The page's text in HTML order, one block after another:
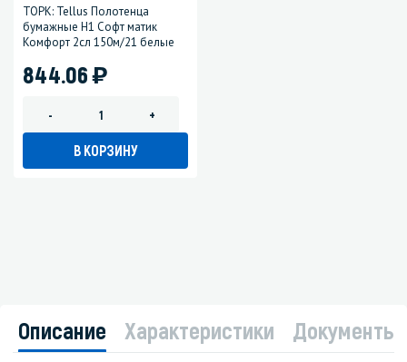
ТОРК: Tellus Полотенца
бумажные H1 Софт матик
Комфорт 2сл 150м/21 белые
844.06)
- +
В КОРЗИНУ
Описание Характеристики Документы